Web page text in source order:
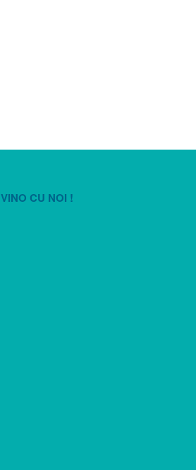
VINO CU NOI !